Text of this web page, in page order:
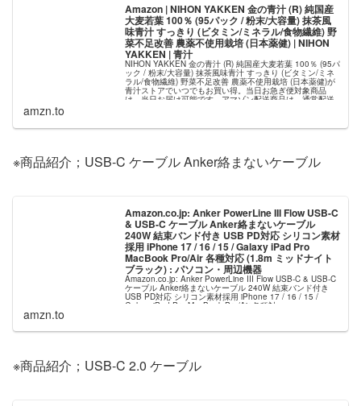
Amazon | NIHON YAKKEN 金の青汁 (R) 純国産
大麦若葉 100％ (95パック / 粉末/大容量) 抹茶風
味青汁 すっきり (ビタミン/ミネラル/食物繊維) 野
菜不足改善 農薬不使用栽培 (日本薬健) | NIHON
YAKKEN | 青汁
NIHON YAKKEN 金の青汁 (R) 純国産大麦若葉 100％ (95パ
ック / 粉末/大容量) 抹茶風味青汁 すっきり (ビタミン/ミネ
ラル/食物繊維) 野菜不足改善 農薬不使用栽培 (日本薬健)が
青汁ストアでいつでもお買い得。当日お急ぎ便対象商品
は、当日お届け可能です。アマゾン配送商品は、通常配送
amzn.to
※商品紹介；USB-C ケーブル Anker絡まないケーブル
Amazon.co.jp: Anker PowerLine III Flow USB-C
& USB-C ケーブル Anker絡まないケーブル
240W 結束バンド付き USB PD対応 シリコン素材
採用 iPhone 17 / 16 / 15 / Galaxy iPad Pro
MacBook Pro/Air 各種対応 (1.8m ミッドナイト
ブラック) : パソコン・周辺機器
Amazon.co.jp: Anker PowerLine III Flow USB-C & USB-C
ケーブル Anker絡まないケーブル 240W 結束バンド付き
USB PD対応 シリコン素材採用 iPhone 17 / 16 / 15 /
Galaxy iPad Pro MacBook Pro/Air 各種対...
amzn.to
※商品紹介；USB-C 2.0 ケーブル